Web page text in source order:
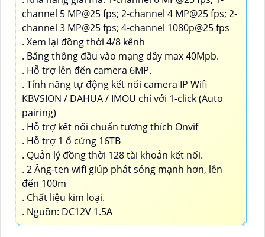
channel 5 MP@25 fps; 2-channel 4 MP@25 fps; 2-
channel 3 MP@25 fps; 4-channel 1080p@25 fps
. Xem lại đồng thời 4/8 kênh
. Băng thông đầu vào mạng dây max 40Mpb.
. Hỗ trợ lên đến camera 6MP.
. Tính năng tự động kết nối camera IP Wifi
KBVSION / DAHUA / IMOU chỉ với 1-click (Auto
pairing)
. Hỗ trợ kết nối chuẩn tương thích Onvif
. Hỗ trợ 1 ổ cứng 16TB
. Quản lý đồng thời 128 tài khoản kết nối.
. 2 Ăng-ten wifi giúp phát sóng mạnh hơn, lên
đến 100m
. Chất liệu kim loại.
. Nguồn: DC12V 1.5A